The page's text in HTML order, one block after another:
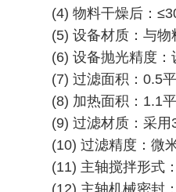
(4) 物料干燥后：
(5) 设备材质：与物料
(6) 设备抛光精度：
(7) 过滤面积：0.5
(8) 加热面积：1.1
(9) 过滤材质：采用
(10) 过滤精度：微米
(11) 主轴搅拌形式：
(12) 主轴机械密封：